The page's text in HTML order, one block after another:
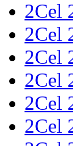
2Cel
2Cel
2Cel
2Cel
2Cel
2Cel